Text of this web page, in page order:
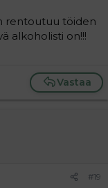
rentoutuu töiden
alkoholisti on!!!
Vastaa
#19